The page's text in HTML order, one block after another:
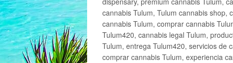
cannabis Tulum, Tulum cannabis shop,
cannabis Tulum, comprar cannabis
Tulum420, cannabis legal Tulum,
Tulum, entrega Tulum420, servicios de
comprar cannabis Tulum, experiencia